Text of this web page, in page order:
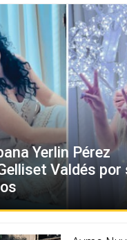
Yerlin Pérez
Valdés por